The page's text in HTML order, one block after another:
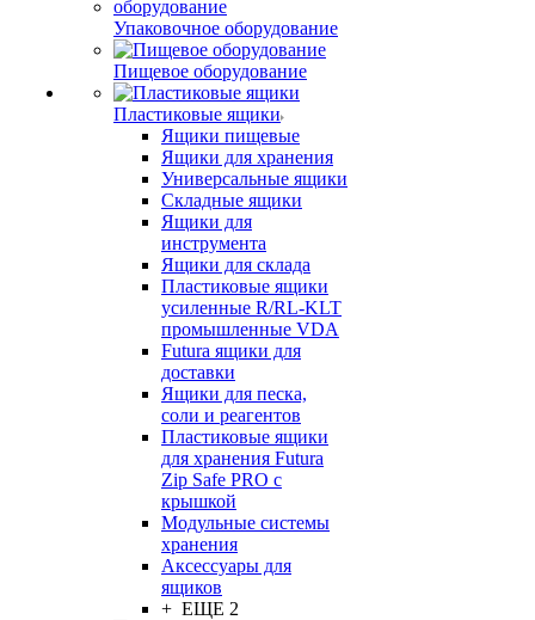
Упаковочное оборудование
Пищевое оборудование
Пластиковые ящики
Ящики пищевые
Ящики для хранения
Универсальные ящики
Складные ящики
Ящики для
инструмента
Ящики для склада
Пластиковые ящики
усиленные R/RL-KLT
промышленные VDA
Futura ящики для
доставки
Ящики для песка,
соли и реагентов
Пластиковые ящики
для хранения Futura
Zip Safe PRO с
крышкой
Модульные системы
хранения
Аксессуары для
ящиков
+ ЕЩЕ 2